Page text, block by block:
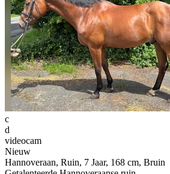
c
d
videocam
Nieuw
Hannoveraan, Ruin, 7 Jaar, 168 cm, Bruin